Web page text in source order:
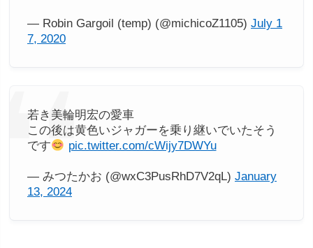
— Robin Gargoil (temp) (@michicoZ1105) July 1
7, 2020
若き美輪明宏の愛車
この後は黄色いジャガーを乗り継いでいたそう
です
pic.twitter.com/cWijy7DWYu
— みつたかお (@wxC3PusRhD7V2qL) January
13, 2024